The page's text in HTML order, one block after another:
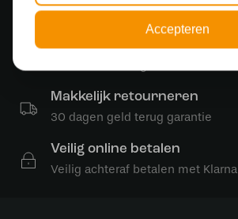
500 m2 lampenwinkel in Rijssen
Makkelijk retourneren
30 dagen geld terug garantie
Veilig online betalen
Veilig achteraf betalen met Klarna
Accepteren